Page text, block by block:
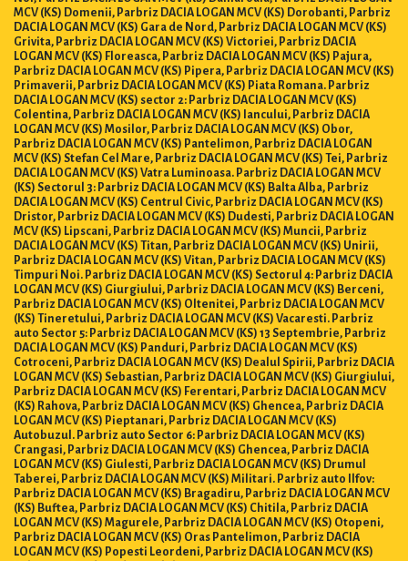
MCV (KS) Domenii, Parbriz DACIA LOGAN MCV (KS) Dorobanti, Parbriz
DACIA LOGAN MCV (KS) Gara de Nord, Parbriz DACIA LOGAN MCV (KS)
Grivita, Parbriz DACIA LOGAN MCV (KS) Victoriei, Parbriz DACIA
LOGAN MCV (KS) Floreasca, Parbriz DACIA LOGAN MCV (KS) Pajura,
Parbriz DACIA LOGAN MCV (KS) Pipera, Parbriz DACIA LOGAN MCV (KS)
Primaverii, Parbriz DACIA LOGAN MCV (KS) Piata Romana. Parbriz
DACIA LOGAN MCV (KS) sector 2: Parbriz DACIA LOGAN MCV (KS)
Colentina, Parbriz DACIA LOGAN MCV (KS) Iancului, Parbriz DACIA
LOGAN MCV (KS) Mosilor, Parbriz DACIA LOGAN MCV (KS) Obor,
Parbriz DACIA LOGAN MCV (KS) Pantelimon, Parbriz DACIA LOGAN
MCV (KS) Stefan Cel Mare, Parbriz DACIA LOGAN MCV (KS) Tei, Parbriz
DACIA LOGAN MCV (KS) Vatra Luminoasa. Parbriz DACIA LOGAN MCV
(KS) Sectorul 3: Parbriz DACIA LOGAN MCV (KS) Balta Alba, Parbriz
DACIA LOGAN MCV (KS) Centrul Civic, Parbriz DACIA LOGAN MCV (KS)
Dristor, Parbriz DACIA LOGAN MCV (KS) Dudesti, Parbriz DACIA LOGAN
MCV (KS) Lipscani, Parbriz DACIA LOGAN MCV (KS) Muncii, Parbriz
DACIA LOGAN MCV (KS) Titan, Parbriz DACIA LOGAN MCV (KS) Unirii,
Parbriz DACIA LOGAN MCV (KS) Vitan, Parbriz DACIA LOGAN MCV (KS)
Timpuri Noi. Parbriz DACIA LOGAN MCV (KS) Sectorul 4: Parbriz DACIA
LOGAN MCV (KS) Giurgiului, Parbriz DACIA LOGAN MCV (KS) Berceni,
Parbriz DACIA LOGAN MCV (KS) Oltenitei, Parbriz DACIA LOGAN MCV
(KS) Tineretului, Parbriz DACIA LOGAN MCV (KS) Vacaresti. Parbriz
auto Sector 5: Parbriz DACIA LOGAN MCV (KS) 13 Septembrie, Parbriz
DACIA LOGAN MCV (KS) Panduri, Parbriz DACIA LOGAN MCV (KS)
Cotroceni, Parbriz DACIA LOGAN MCV (KS) Dealul Spirii, Parbriz DACIA
LOGAN MCV (KS) Sebastian, Parbriz DACIA LOGAN MCV (KS) Giurgiului,
Parbriz DACIA LOGAN MCV (KS) Ferentari, Parbriz DACIA LOGAN MCV
(KS) Rahova, Parbriz DACIA LOGAN MCV (KS) Ghencea, Parbriz DACIA
LOGAN MCV (KS) Pieptanari, Parbriz DACIA LOGAN MCV (KS)
Autobuzul. Parbriz auto Sector 6: Parbriz DACIA LOGAN MCV (KS)
Crangasi, Parbriz DACIA LOGAN MCV (KS) Ghencea, Parbriz DACIA
LOGAN MCV (KS) Giulesti, Parbriz DACIA LOGAN MCV (KS) Drumul
Taberei, Parbriz DACIA LOGAN MCV (KS) Militari. Parbriz auto Ilfov:
Parbriz DACIA LOGAN MCV (KS) Bragadiru, Parbriz DACIA LOGAN MCV
(KS) Buftea, Parbriz DACIA LOGAN MCV (KS) Chitila, Parbriz DACIA
LOGAN MCV (KS) Magurele, Parbriz DACIA LOGAN MCV (KS) Otopeni,
Parbriz DACIA LOGAN MCV (KS) Oras Pantelimon, Parbriz DACIA
LOGAN MCV (KS) Popesti Leordeni, Parbriz DACIA LOGAN MCV (KS)